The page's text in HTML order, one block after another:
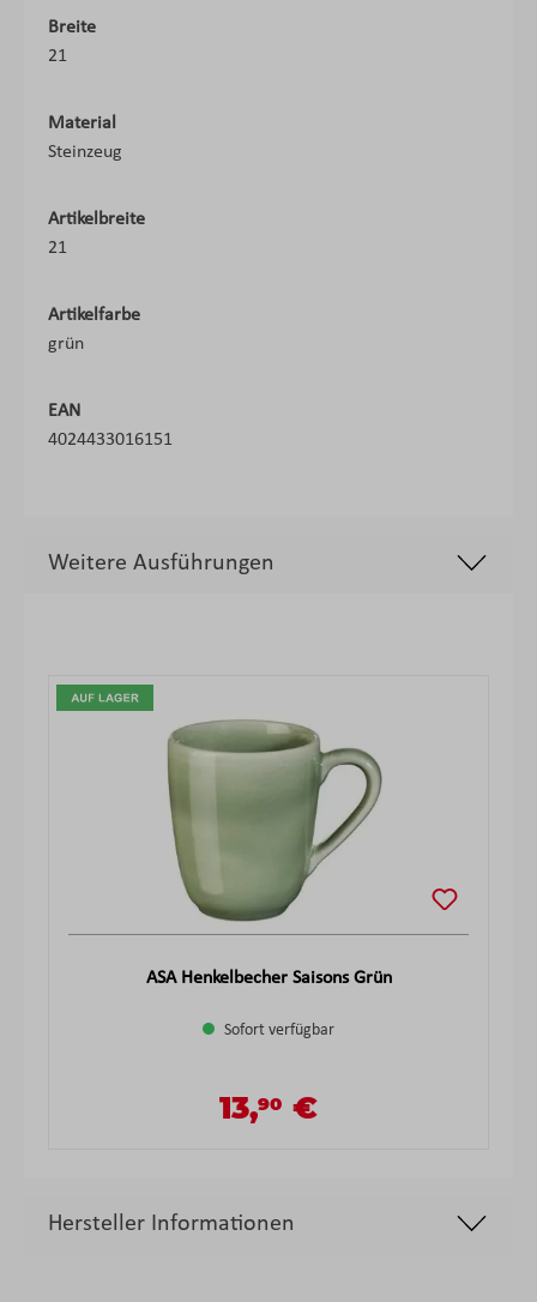
Breite
21
Material
Steinzeug
Artikelbreite
21
Artikelfarbe
grün
EAN
4024433016151
Weitere Ausführungen
ASA Henkelbecher Saisons Grün
Sofort verfügbar
Regulärer Preis:
Verkaufspreis:
13,90 €
Hersteller Informationen